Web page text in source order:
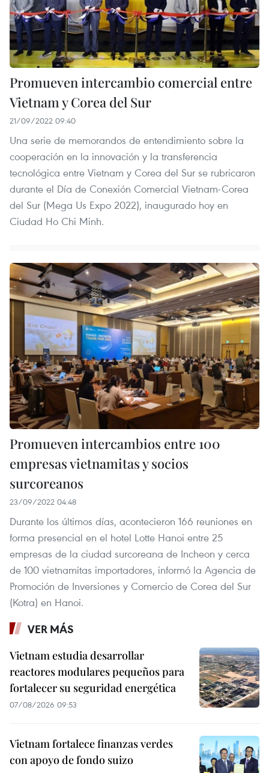
Promueven intercambio comercial entre
Vietnam y Corea del Sur
21/09/2022 09:40
Una serie de memorandos de entendimiento sobre la
cooperación en la innovación y la transferencia
tecnológica entre Vietnam y Corea del Sur se rubricaron
durante el Día de Conexión Comercial Vietnam-Corea
del Sur (Mega Us Expo 2022), inaugurado hoy en
Ciudad Ho Chi Minh.
Promueven intercambios entre 100
empresas vietnamitas y socios
surcoreanos
23/09/2022 04:48
Durante los últimos días, acontecieron 166 reuniones en
forma presencial en el hotel Lotte Hanoi entre 25
empresas de la ciudad surcoreana de Incheon y cerca
de 100 vietnamitas importadores, informó la Agencia de
Promoción de Inversiones y Comercio de Corea del Sur
(Kotra) en Hanoi.
VER MÁS
Vietnam estudia desarrollar
reactores modulares pequeños para
fortalecer su seguridad energética
07/08/2026 09:53
Vietnam fortalece finanzas verdes
con apoyo de fondo suizo